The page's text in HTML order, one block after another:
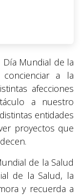
Mundial de la
a la
afecciones
a nuestro
entidades
proyectos que
de la Salud
de la Salud, la
y recuerda a